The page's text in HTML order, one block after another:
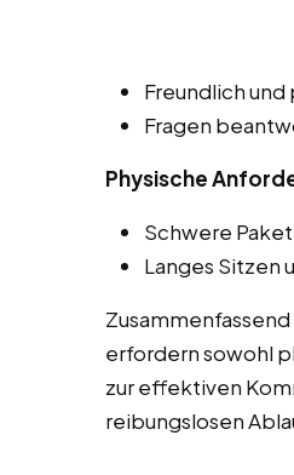
Freundlich
Fragen
Physische
Schwere
Langes Sitzen
erfordern sowohl
zur effektiven
reibungslosen